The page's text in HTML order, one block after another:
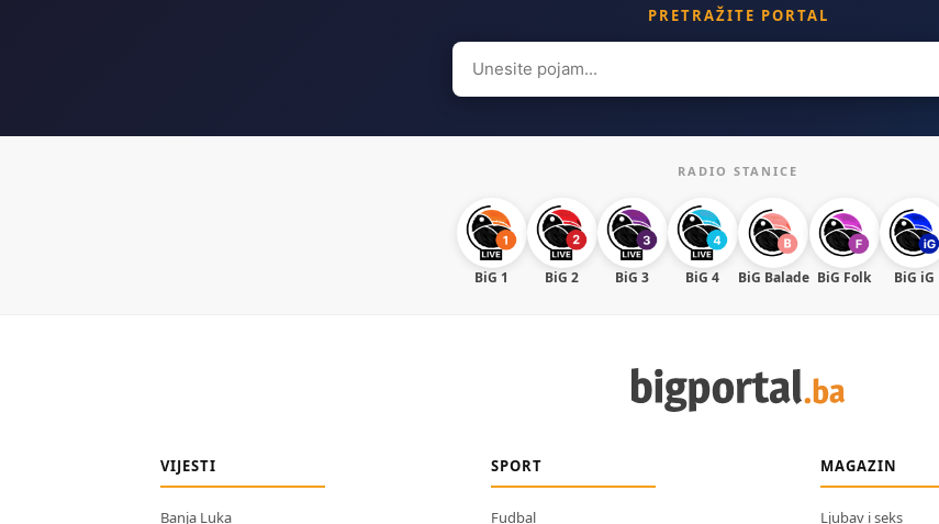
PRETRAŽITE PORTAL
Search
for:
RADIO STANICE
BiG 1 BiG 2 BiG 3 BiG 4 BiG Balade BiG Folk BiG iG
VIJESTI
Banja Luka
SPORT
Fudbal
MAGAZIN
Ljubav i seks